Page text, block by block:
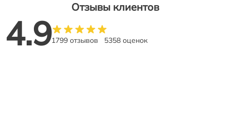
Отзывы клиентов
4.91799 отзывов 5358 оценок